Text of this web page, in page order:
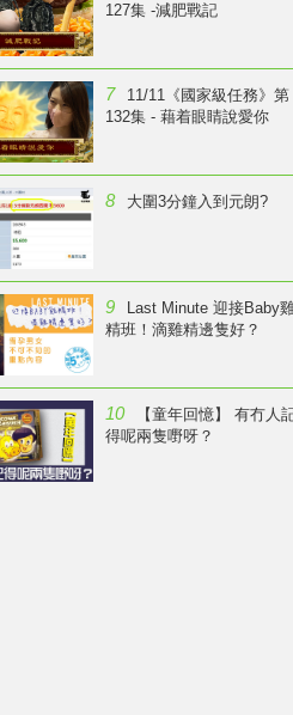
127集 -減肥戰記
7
11/11《國家級任務》第
132集 - 藉着眼睛說愛你
8 大圍3分鐘入到元朗?
9
Last Minute 迎接Baby
精班！滴雞精邊隻好？
10
【童年回憶】 有冇人
得呢兩隻嘢呀？